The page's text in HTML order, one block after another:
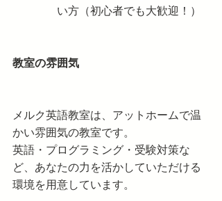
い方（初心者でも大歓迎！）
教室の雰囲気
メルク英語教室は、アットホームで温
かい雰囲気の教室です。
英語・プログラミング・受験対策な
ど、あなたの力を活かしていただける
環境を用意しています。